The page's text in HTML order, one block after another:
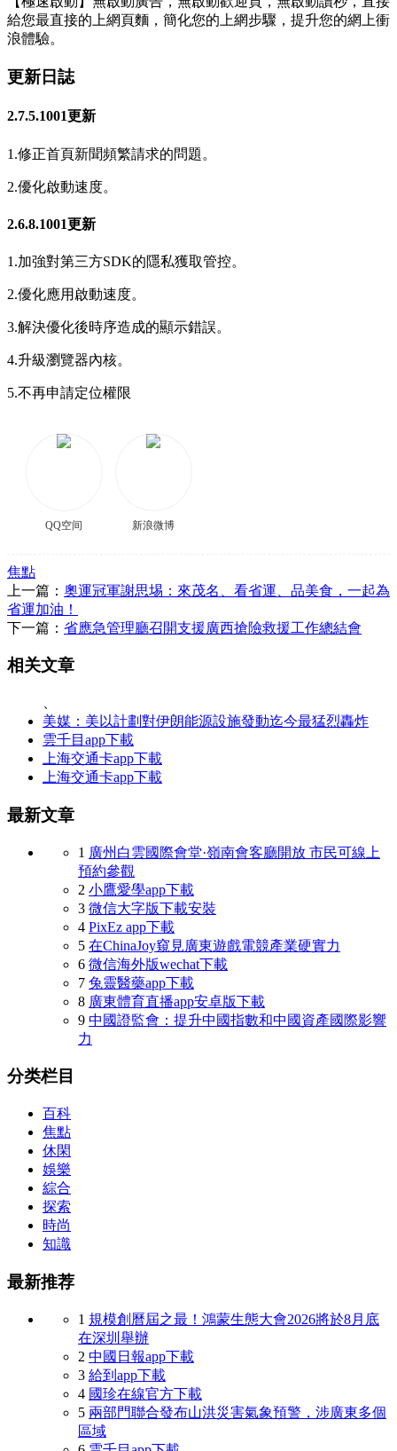
給您最直接的上網頁麵，簡化您的上網步驟，提升您的網上衝
浪體驗。
更新日誌
2.7.5.1001更新
1.修正首頁新聞頻繁請求的問題。
2.優化啟動速度。
2.6.8.1001更新
1.加強對第三方SDK的隱私獲取管控。
2.優化應用啟動速度。
3.解決優化後時序造成的顯示錯誤。
4.升級瀏覽器內核。
5.不再申請定位權限
QQ空间 新浪微博
焦點
上一篇： 奧運冠軍謝思埸：來茂名、看省運、品美食，一起為
省運加油！
下一篇： 省應急管理廳召開支援廣西搶險救援工作總結會
相关文章
美媒：美以計劃對伊朗能源設施發動迄今最猛烈轟炸
雲千目app下載
上海交通卡app下載
上海交通卡app下載
最新文章
1 廣州白雲國際會堂·嶺南會客廳開放 市民可線上
預約參觀
2 小鷹愛學app下載
3 微信大字版下載安裝
4 PixEz app下載
5 在ChinaJoy窺見廣東遊戲電競產業硬實力
6 微信海外版wechat下載
7 兔靈醫藥app下載
8 廣東體育直播app安卓版下載
9 中國證監會：提升中國指數和中國資產國際影響
力
分类栏目
百科
焦點
休閑
娛樂
綜合
探索
時尚
知識
最新推荐
1 規模創曆屆之最！鴻蒙生態大會2026將於8月底
在深圳舉辦
2 中國日報app下載
3 給到app下載
4 國珍在線官方下載
5 兩部門聯合發布山洪災害氣象預警，涉廣東多個
區域